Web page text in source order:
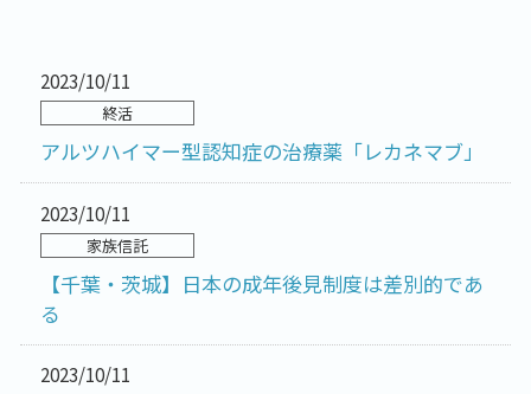
2023/10/11
終活
アルツハイマー型認知症の治療薬「レカネマブ」
2023/10/11
家族信託
【千葉・茨城】日本の成年後見制度は差別的であ
る
2023/10/11